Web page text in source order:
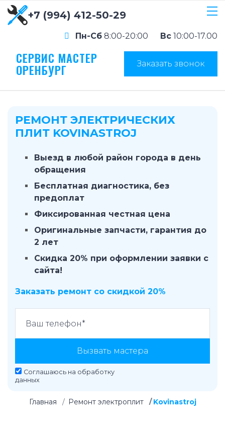
+7 (994) 412-50-29
Пн-Сб 8:00-20:00 Вс 10:00-17.00
СЕРВИС МАСТЕР
ОРЕНБУРГ Заказать звонок
РЕМОНТ ЭЛЕКТРИЧЕСКИХ
ПЛИТ KOVINASTROJ
Выезд в любой район города в день
обращения
Бесплатная диагностика, без
предоплат
Фиксированная честная цена
Оригинальные запчасти, гарантия до
2 лет
Скидка 20% при оформлении заявки с
сайта!
Заказать ремонт со скидкой 20%
Вызвать мастера
Соглашаюсь на обработку
данных
Главная Ремонт электроплит Kovinastroj